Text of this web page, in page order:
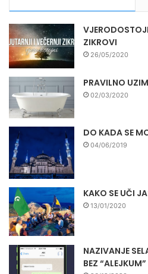
ZIKROVI
26/05/2020
PRAVILNO
02/03/2020
DO KADA SE
04/06/2019
KAKO SE UČI
13/01/2020
NAZIVANJE
BEZ “ALEJKUM”